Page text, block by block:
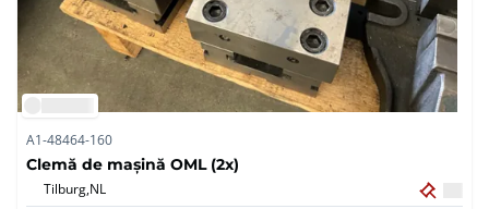
A1-48464-160
Clemă de mașină OML (2x)
Tilburg,NL